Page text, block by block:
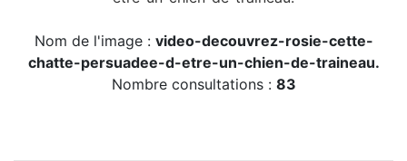
Nom de l'image : video-decouvrez-rosie-cette-
chatte-persuadee-d-etre-un-chien-de-traineau.
Nombre consultations : 83